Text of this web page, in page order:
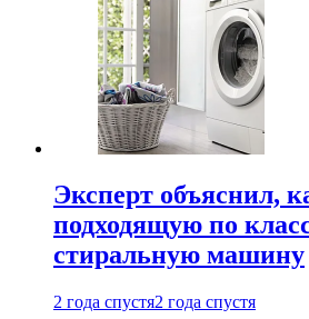
Эксперт объяснил,
подходящую по
стиральную машину
2 года спустя2 года спустя